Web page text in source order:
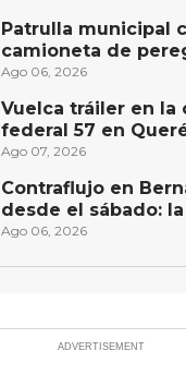
Patrulla municipal
camioneta de
en la autopista
Ago 06, 2026
Vuelca tráiler en la
federal 57 en
derrame de
Ago 07, 2026
Contraflujo en
desde el sábado:
compleja del
Ago 06, 2026